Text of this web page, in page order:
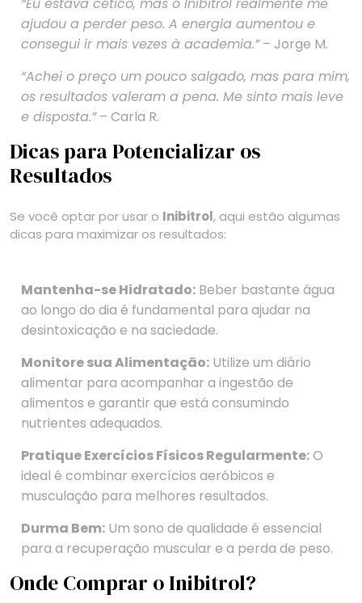
ajudou a perder peso. A energia aumentou e
consegui ir mais vezes à academia.”– Jorge M.
“Achei o preço um pouco salgado, mas para mim,
os resultados valeram a pena. Me sinto mais leve
e disposta.”– Carla R.
Dicas para Potencializar os
Resultados
Se você optar por usar o Inibitrol, aqui estão algumas
dicas para maximizar os resultados:
Mantenha-se Hidratado: Beber bastante água
ao longo do dia é fundamental para ajudar na
desintoxicação e na saciedade.
Monitore sua Alimentação: Utilize um diário
alimentar para acompanhar a ingestão de
alimentos e garantir que está consumindo
nutrientes adequados.
Pratique Exercícios Físicos Regularmente:O
ideal é combinar exercícios aeróbicos e
musculação para melhores resultados.
Durma Bem: Um sono de qualidade é essencial
para a recuperação muscular e a perda de peso.
Onde Comprar o Inibitrol?